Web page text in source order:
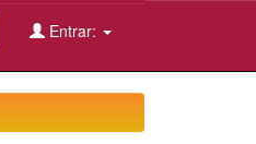
Entrar: